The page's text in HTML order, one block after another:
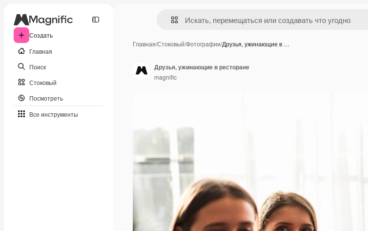
Создать
Главная
Поиск
Стоковый
Посмотреть
Все инструменты
Главная/Стоковый/Фотографии/Друзья, ужинающие в …
Друзья, ужинающие в ресторане
magnific